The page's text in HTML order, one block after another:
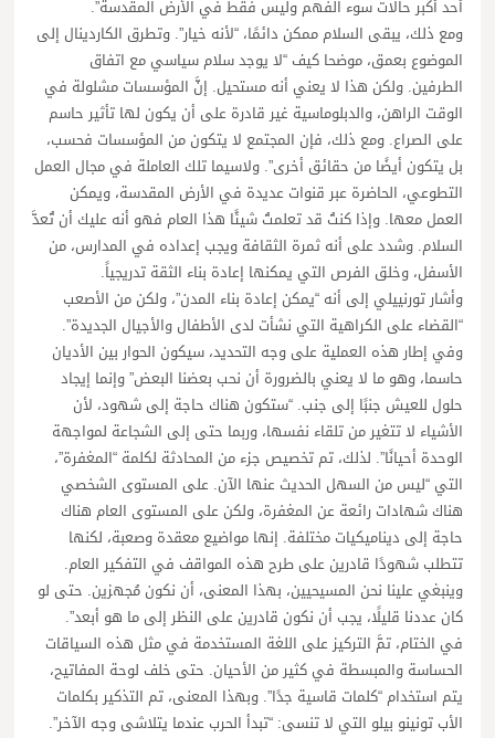
أحد أكبر حالات سوء الفهم وليس فقط في الأرض المقدسة”.
ومع ذلك، يبقى السلام ممكن دائمًا، “لأنه خيار”. وتطرق الكاردينال إلى
الموضوع بعمق، موضحا كيف “لا يوجد سلام سياسي مع اتفاق
الطرفين. ولكن هذا لا يعني أنه مستحيل. إنَّ المؤسسات مشلولة في
الوقت الراهن، والدبلوماسية غير قادرة على أن يكون لها تأثير حاسم
على الصراع. ومع ذلك، فإن المجتمع لا يتكون من المؤسسات فحسب،
بل يتكون أيضًا من حقائق أخرى”. ولاسيما تلك العاملة في مجال العمل
التطوعي، الحاضرة عبر قنوات عديدة في الأرض المقدسة، ويمكن
العمل معها. وإذا كنتُ قد تعلمتُ شيئًا هذا العام فهو أنه عليك أن تُعدَّ
السلام. وشدد على أنه ثمرة الثقافة ويجب إعداده في المدارس، من
الأسفل، وخلق الفرص التي يمكنها إعادة بناء الثقة تدريجياً.
وأشار تورنييلي إلى أنه “يمكن إعادة بناء المدن”، ولكن من الأصعب
“القضاء على الكراهية التي نشأت لدى الأطفال والأجيال الجديدة”.
وفي إطار هذه العملية على وجه التحديد، سيكون الحوار بين الأديان
حاسما، وهو ما لا يعني بالضرورة أن نحب بعضنا البعض” وإنما إيجاد
حلول للعيش جنبًا إلى جنب. “ستكون هناك حاجة إلى شهود، لأن
الأشياء لا تتغير من تلقاء نفسها، وربما حتى إلى الشجاعة لمواجهة
الوحدة أحيانًا”. لذلك، تم تخصيص جزء من المحادثة لكلمة “المغفرة”،
التي “ليس من السهل الحديث عنها الآن. على المستوى الشخصي
هناك شهادات رائعة عن المغفرة، ولكن على المستوى العام هناك
حاجة إلى ديناميكيات مختلفة. إنها مواضيع معقدة وصعبة، لكنها
تتطلب شهودًا قادرين على طرح هذه المواقف في التفكير العام.
وينبغي علينا نحن المسيحيين، بهذا المعنى، أن نكون مُجهزين. حتى لو
كان عددنا قليلًا، يجب أن نكون قادرين على النظر إلى ما هو أبعد”.
في الختام، تمَّ التركيز على اللغة المستخدمة في مثل هذه السياقات
الحساسة والمبسطة في كثير من الأحيان. حتى خلف لوحة المفاتيح،
يتم استخدام “كلمات قاسية جدًا”. وبهذا المعنى، تم التذكير بكلمات
الأب تونينو بيلو التي لا تنسى: “تبدأ الحرب عندما يتلاشى وجه الآخر”.